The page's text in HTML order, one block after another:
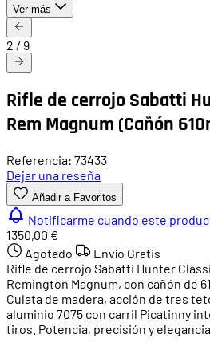
Ver más
2 / 9
Rifle de cerrojo Sabatti
Rem Magnum (Cañón
Referencia: 73433
Dejar una reseña
Añadir a Favoritos
Notificarme cuando este
1350,00 €
Agotado
Envío Gratis
Rifle de cerrojo Sabatti Hunter
Remington Magnum, con cañón de
Culata de madera, acción de tres
aluminio 7075 con carril Picatinny
tiros. Potencia, precisión y